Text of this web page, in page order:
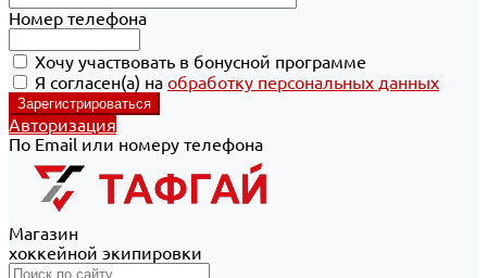
Номер телефона
Хочу участвовать в бонусной программе
Я согласен(а) на обработку персональных данных
Авторизация
По Email или номеру телефона
Магазин
хоккейной экипировки